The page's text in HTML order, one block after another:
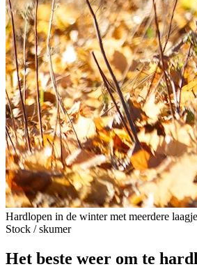
Hardlopen in de winter met meerdere
Stock / skumer
Het beste weer om te